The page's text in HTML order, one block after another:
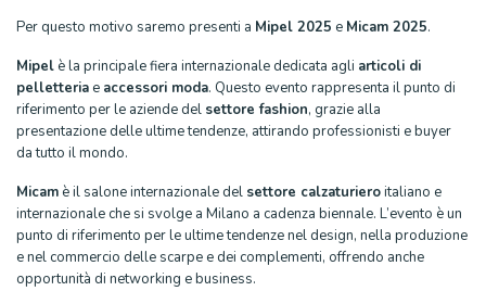
Per questo motivo saremo presenti a Mipel 2025 e Micam 2025.
Mipel è la principale fiera internazionale dedicata agli articoli di
pelletteria e accessori moda. Questo evento rappresenta il punto di
riferimento per le aziende del settore fashion, grazie alla
presentazione delle ultime tendenze, attirando professionisti e buyer
da tutto il mondo.
Micam è il salone internazionale del settore calzaturieroitaliano e
internazionale che si svolge a Milano a cadenza biennale. L’evento è un
punto di riferimento per le ultime tendenze nel design, nella produzione
e nel commercio delle scarpe e dei complementi, offrendo anche
opportunità di networking e business.